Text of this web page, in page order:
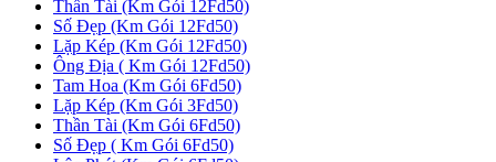
Thần Tài (Km Gói 12Fd50)
Số Đẹp (Km Gói 12Fd50)
Lặp Kép (Km Gói 12Fd50)
Ông Địa ( Km Gói 12Fd50)
Tam Hoa (Km Gói 6Fd50)
Lặp Kép (Km Gói 3Fd50)
Thần Tài (Km Gói 6Fd50)
Số Đẹp ( Km Gói 6Fd50)